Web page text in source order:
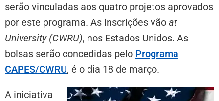
serão vinculadas aos quatro projetos aprovados
por este programa. As inscrições vão at
University (CWRU), nos Estados Unidos. As
bolsas serão concedidas pelo Programa
CAPES/CWRU, é o dia 18 de março.
A iniciativa